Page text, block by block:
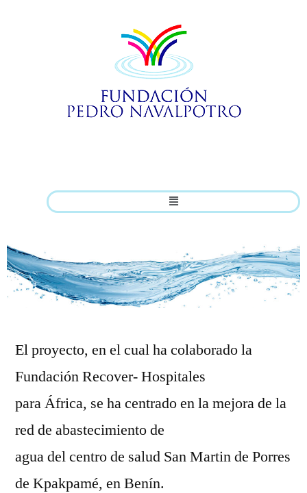
El proyecto, en el cual ha colaborado la
Fundación Recover- Hospitales
para África, se ha centrado en la mejora de la
red de abastecimiento de
agua del centro de salud San Martin de Porres
de Kpakpamé, en Benín.